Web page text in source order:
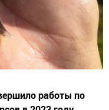
в 2023 году.